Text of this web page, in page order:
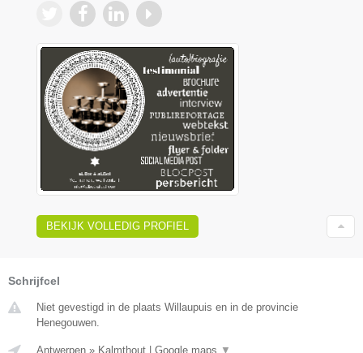
BEKIJK VOLLEDIG PROFIEL
Schrijfcel
Niet gevestigd in de plaats Willaupuis en in de provincie
Henegouwen.
Antwerpen » Kalmthout | Google maps ▼